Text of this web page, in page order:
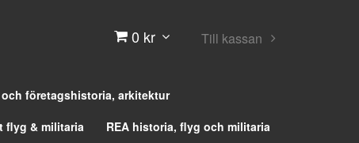
0 kr Till kassan
företagshistoria, arkitektur
flyg & militaria
REA historia, flyg och militaria